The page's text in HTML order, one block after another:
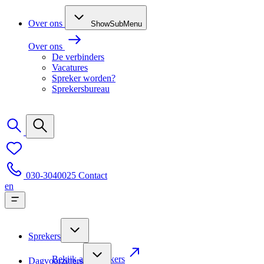
Over ons ShowSubMenu
Over ons
De verbinders
Vacatures
Spreker worden?
Sprekersbureau
030-3040025 Contact
en
Sprekers
Bekijk alle sprekers
Dagvoorzitters